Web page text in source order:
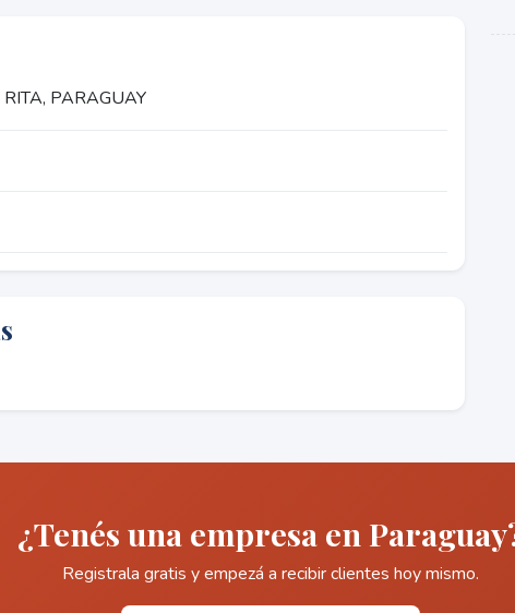
PARAGUAY
¿Tenés una empresa en
Registrala gratis y empezá a recibir clientes hoy mismo.